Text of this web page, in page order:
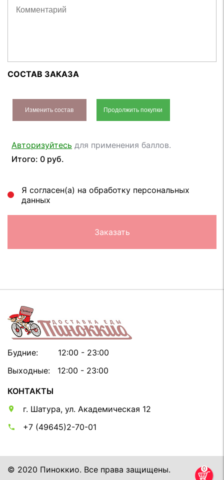
СОСТАВ ЗАКАЗА
Изменить состав Продолжить покупки
Авторизуйтесь для применения баллов.
Итого: 0 руб.
Я согласен(а) на обработку персональных
данных
Заказать
Будние: 12:00 - 23:00
Выходные: 12:00 - 23:00
КОНТАКТЫ
г. Шатура, ул. Академическая 12
+7 (49645)2-70-01
© 2020 Пиноккио. Все права защищены. 0